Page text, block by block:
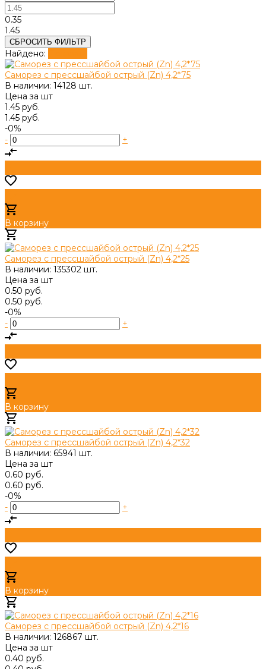
0.35
1.45
СБРОСИТЬ ФИЛЬТР
Найдено:
Саморез с прессшайбой острый (Zn) 4,2*75
В наличии: 14128 шт.
Цена за шт
1.45 руб.
1.45 руб.
-0%
-
+
В корзину
Саморез с прессшайбой острый (Zn) 4,2*25
В наличии: 135302 шт.
Цена за шт
0.50 руб.
0.50 руб.
-0%
-
+
В корзину
Саморез с прессшайбой острый (Zn) 4,2*32
В наличии: 65941 шт.
Цена за шт
0.60 руб.
0.60 руб.
-0%
-
+
В корзину
Саморез с прессшайбой острый (Zn) 4,2*16
В наличии: 126867 шт.
Цена за шт
0.40 руб.